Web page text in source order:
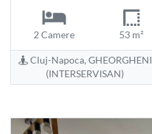
2 Camere 53 m²
Cluj-Napoca, GHEORGHENI
(INTERSERVISAN)